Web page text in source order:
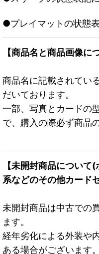
●プレイマットの状態
【商品名と商品画像に
商品名に記載されてい
だいております。
一部、写真とカードの
で、購入の際必ず商品
【未開封商品につい
系などのその他カード
未開封商品は中古での
ます。
経年劣化による外装や
ある場合がございます。